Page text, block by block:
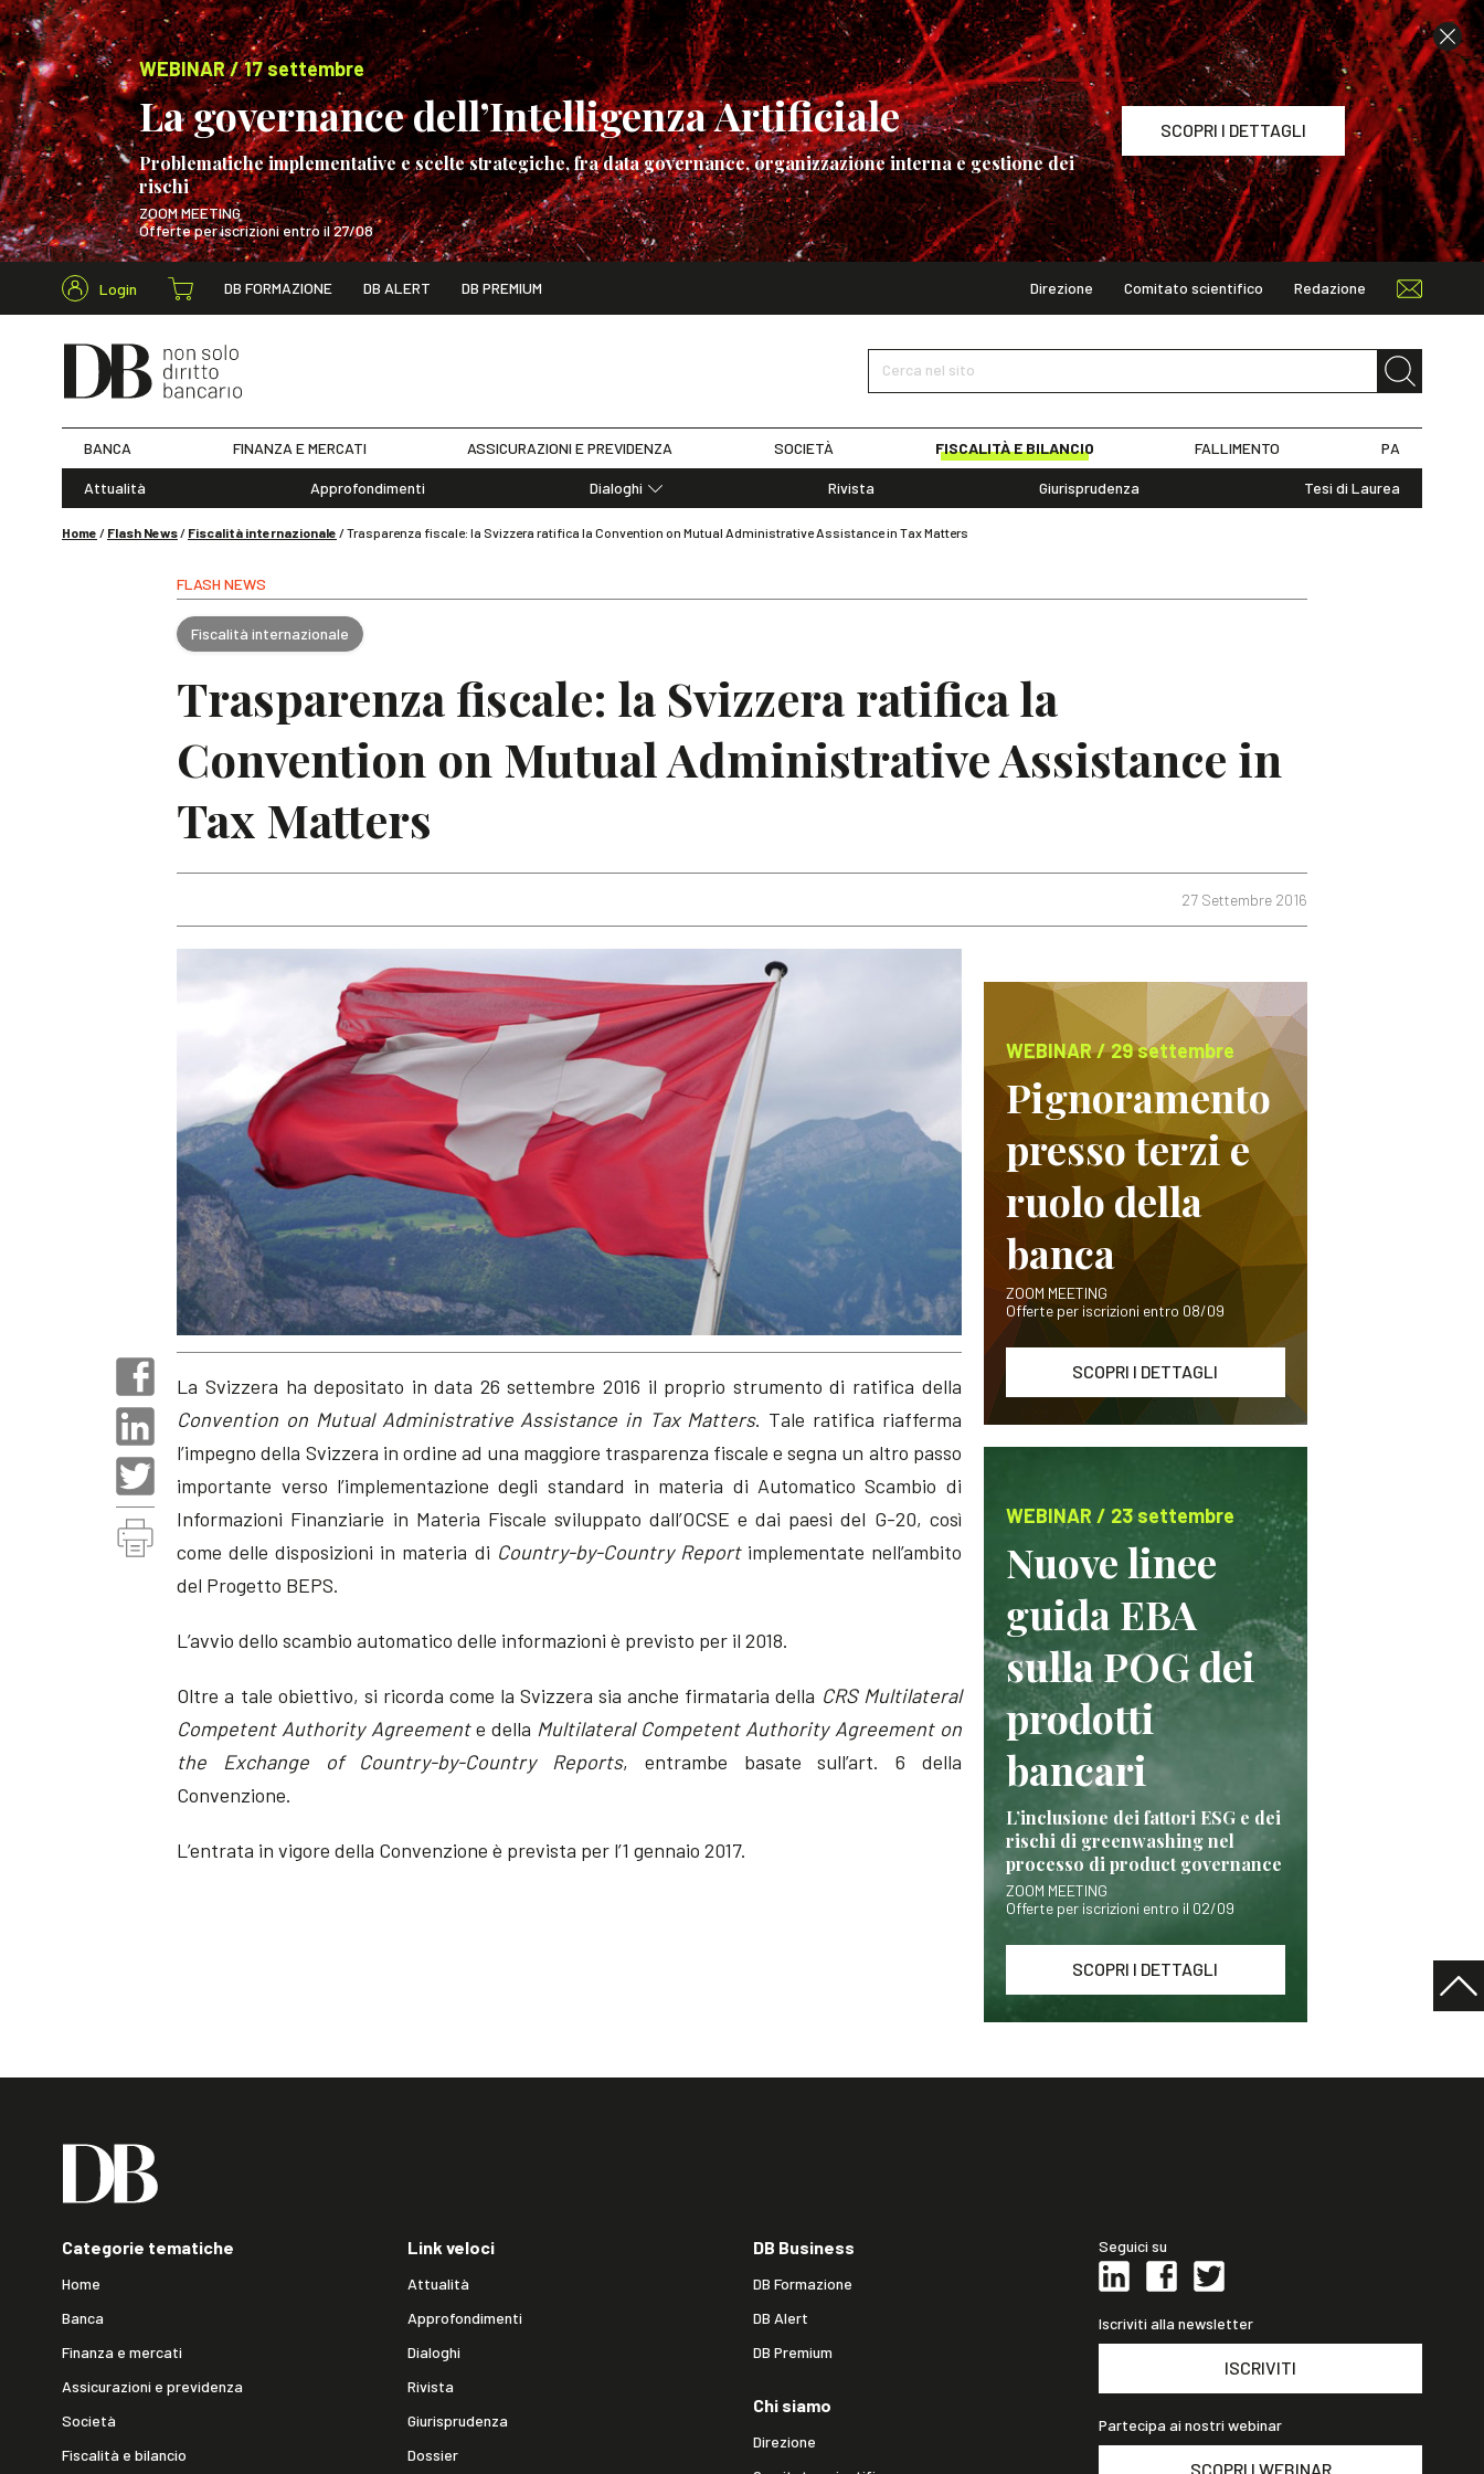
WEBINAR / 17 settembre
La governance dell’Intelligenza Artificiale
Problematiche implementative e scelte strategiche, fra data governance, organizzazione interna e gestione dei
rischi
ZOOM MEETING
Offerte per iscrizioni entro il 27/08
SCOPRI I DETTAGLI
WEBINAR / 17 settembre
Login DB FORMAZIONE DB ALERT DB PREMIUM Direzione Comitato scientifico Redazione
Cerca nel sito
Cerca nel sito
BANCA FINANZA E MERCATI ASSICURAZIONI E PREVIDENZA SOCIETÀ FISCALITÀ E BILANCIO FALLIMENTO PA
Attualità Approfondimenti
Dialoghi
Rivista Giurisprudenza Tesi di Laurea
Home / Flash News/ Fiscalità internazionale /Trasparenza fiscale: la Svizzera ratifica la Convention on Mutual Administrative Assistance in Tax Matters
FLASH NEWS
Fiscalità internazionale
Trasparenza fiscale: la Svizzera ratifica la
Convention on Mutual Administrative Assistance in
Tax Matters
27 Settembre 2016
La Svizzera ha depositato in data 26 settembre 2016 il proprio strumento di ratifica della
Convention on Mutual Administrative Assistance in Tax Matters. Tale ratifica riafferma
l’impegno della Svizzera in ordine ad una maggiore trasparenza fiscale e segna un altro passo
importante verso l’implementazione degli standard in materia di Automatico Scambio di
Informazioni Finanziarie in Materia Fiscale sviluppato dall’OCSE e dai paesi del G-20, così
come delle disposizioni in materia di Country-by-Country Reportimplementate nell’ambito
del Progetto BEPS.
L’avvio dello scambio automatico delle informazioni è previsto per il 2018.
Oltre a tale obiettivo, si ricorda come la Svizzera sia anche firmataria della CRS Multilateral
Competent Authority Agreemente della Multilateral Competent Authority Agreement on
the Exchange of Country-by-Country Reports, entrambe basate sull’art. 6 della
Convenzione.
L’entrata in vigore della Convenzione è prevista per l’1 gennaio 2017.
WEBINAR / 29 settembre
Pignoramento
presso terzi e
ruolo della
banca
ZOOM MEETING
Offerte per iscrizioni entro 08/09
SCOPRI I DETTAGLI
WEBINAR / 23 settembre
Nuove linee
guida EBA
sulla POG dei
prodotti
bancari
L’inclusione dei fattori ESG e dei
rischi di greenwashing nel
processo di product governance
ZOOM MEETING
Offerte per iscrizioni entro il 02/09
SCOPRI I DETTAGLI
Categorie tematiche
Home
Banca
Finanza e mercati
Assicurazioni e previdenza
Società
Fiscalità e bilancio
Link veloci
Attualità
Approfondimenti
Dialoghi
Rivista
Giurisprudenza
Dossier
DB Business
DB Formazione
DB Alert
DB Premium
Chi siamo
Direzione
Seguici su
Iscriviti alla newsletter
ISCRIVITI
Partecipa ai nostri webinar
SCOPRI I WEBINAR